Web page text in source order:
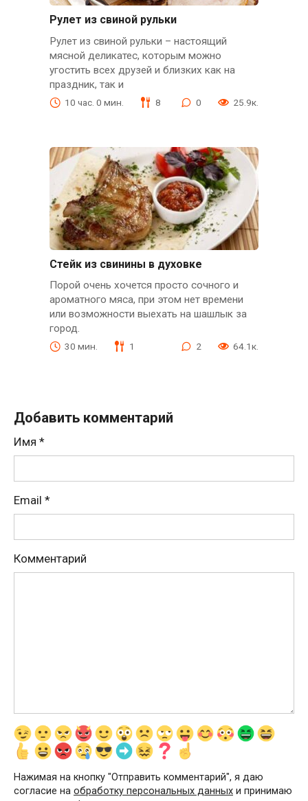
Рулет из свиной рульки
Рулет из свиной рульки – настоящий
мясной деликатес, которым можно
угостить всех друзей и близких как на
праздник, так и
10 час. 0 мин. 8 0 25.9к.
Стейк из свинины в духовке
Порой очень хочется просто сочного и
ароматного мяса, при этом нет времени
или возможности выехать на шашлык за
город.
30 мин. 1 2 64.1к.
Добавить комментарий
Имя *
Email *
Комментарий
Нажимая на кнопку "Отправить комментарий", я даю
согласие на обработку персональных данных и принимаю